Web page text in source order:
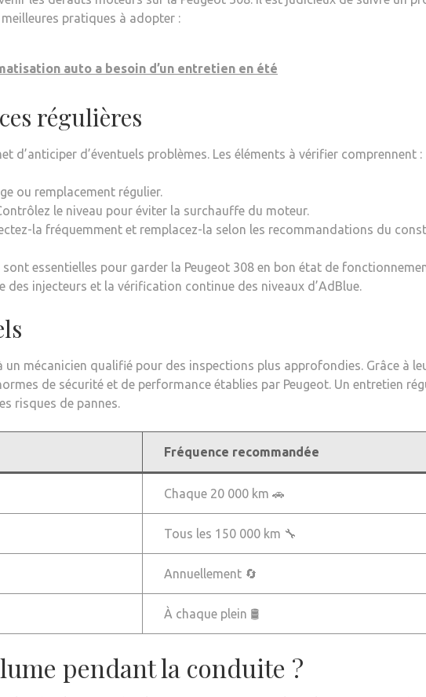
pratiques à adopter :
auto a besoin d’un entretien en été
régulières
d’anticiper d’éventuels problèmes. Les éléments à vérifier comprennent :
ou remplacement régulier.
le niveau pour éviter la surchauffe du moteur.
la fréquemment et remplacez-la selon les recommandations du
essentielles pour garder la Peugeot 308 en bon état de
des injecteurs et la vérification continue des niveaux d’AdBlue.
mécanicien qualifié pour des inspections plus approfondies. Grâce à
de sécurité et de performance établies par Peugeot. Un entretien
risques de pannes.
Fréquence recommandée
Chaque 20 000 km 🚗
Tous les 150 000 km 🔧
Annuellement 🔄
À chaque plein 🛢️
pendant la conduite ?